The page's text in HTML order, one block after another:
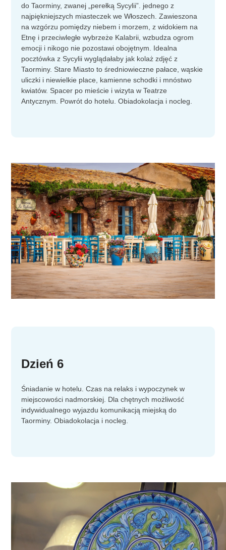
do Taorminy, zwanej „perełką Sycylii”. jednego z
najpiękniejszych miasteczek we Włoszech. Zawieszona
na wzgórzu pomiędzy niebem i morzem, z widokiem na
Etnę i przeciwległe wybrzeże Kalabrii, wzbudza ogrom
emocji i nikogo nie pozostawi obojętnym. Idealna
pocztówka z Sycylii wyglądałaby jak kolaż zdjęć z
Taorminy. Stare Miasto to średniowieczne pałace, wąskie
uliczki i niewielkie place, kamienne schodki i mnóstwo
kwiatów. Spacer po mieście i wizyta w Teatrze
Antycznym. Powrót do hotelu. Obiadokolacja i nocleg.
Dzień 6
Śniadanie w hotelu. Czas na relaks i wypoczynek w
miejscowości nadmorskiej. Dla chętnych możliwość
indywidualnego wyjazdu komunikacją miejską do
Taorminy. Obiadokolacja i nocleg.